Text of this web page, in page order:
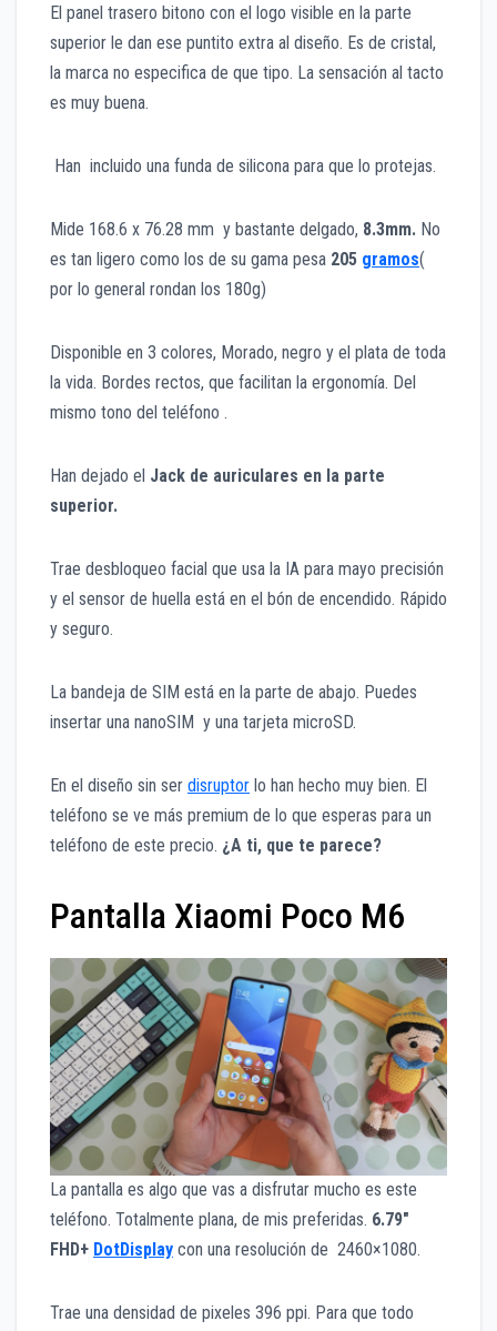
El panel trasero bitono con el logo visible en la parte
superior le dan ese puntito extra al diseño. Es de cristal,
la marca no especifica de que tipo. La sensación al tacto
es muy buena.
Han incluido una funda de silicona para que lo protejas.
Mide 168.6 x 76.28 mm y bastante delgado, 8.3mm. No
es tan ligero como los de su gama pesa 205 gramos(
por lo general rondan los 180g)
Disponible en 3 colores, Morado, negro y el plata de toda
la vida. Bordes rectos, que facilitan la ergonomía. Del
mismo tono del teléfono .
Han dejado el Jack de auriculares en la parte
superior.
Trae desbloqueo facial que usa la IA para mayo precisión
y el sensor de huella está en el bón de encendido. Rápido
y seguro.
La bandeja de SIM está en la parte de abajo. Puedes
insertar una nanoSIM y una tarjeta microSD.
En el diseño sin ser disruptor lo han hecho muy bien. El
teléfono se ve más premium de lo que esperas para un
teléfono de este precio. ¿A ti, que te parece?
Pantalla Xiaomi Poco M6
La pantalla es algo que vas a disfrutar mucho es este
teléfono. Totalmente plana, de mis preferidas. 6.79″
FHD+ DotDisplay con una resolución de 2460×1080.
Trae una densidad de pixeles 396 ppi. Para que todo